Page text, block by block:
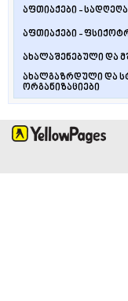
აფთიაქები -
აფთიაქები -
ახალაშენებული და
ახალგაზრდული და
ორგანიზაციები